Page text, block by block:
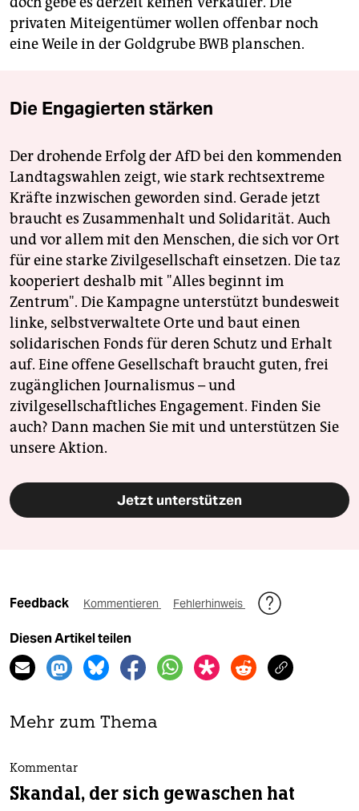
privaten Miteigentümer wollen offenbar noch
eine Weile in der Goldgrube BWB planschen.
Die Engagierten stärken
Der drohende Erfolg der AfD bei den kommenden
Landtagswahlen zeigt, wie stark rechtsextreme
Kräfte inzwischen geworden sind. Gerade jetzt
braucht es Zusammenhalt und Solidarität. Auch
und vor allem mit den Menschen, die sich vor Ort
für eine starke Zivilgesellschaft einsetzen. Die taz
kooperiert deshalb mit "Alles beginnt im
Zentrum". Die Kampagne unterstützt bundesweit
linke, selbstverwaltete Orte und baut einen
solidarischen Fonds für deren Schutz und Erhalt
auf. Eine offene Gesellschaft braucht guten, frei
zugänglichen Journalismus – und
zivilgesellschaftliches Engagement. Finden Sie
auch? Dann machen Sie mit und unterstützen Sie
unsere Aktion.
Jetzt unterstützen
Feedback Kommentieren Fehlerhinweis
Diesen Artikel teilen
Mehr zum Thema
Kommentar
Skandal, der sich gewaschen hat